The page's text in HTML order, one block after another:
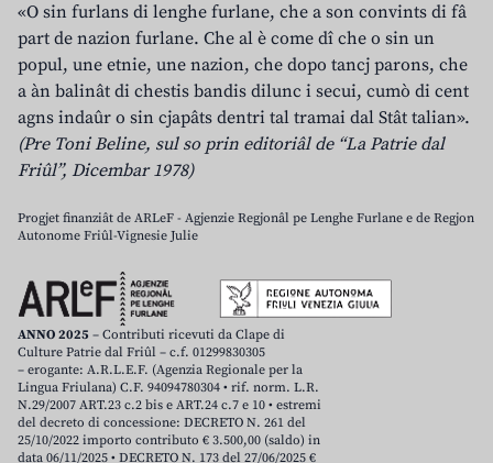
«O sin furlans di lenghe furlane, che a son convints di fâ
part de nazion furlane. Che al è come dî che o sin un
popul, une etnie, une nazion, che dopo tancj parons, che
a àn balinât di chestis bandis dilunc i secui, cumò di cent
agns indaûr o sin cjapâts dentri tal tramai dal Stât talian».
(Pre Toni Beline, sul so prin editoriâl de “La Patrie dal
Friûl”, Dicembar 1978)
Progjet finanziât de ARLeF - Agjenzie Regjonâl pe Lenghe Furlane e de Regjon
Autonome Friûl-Vignesie Julie
ANNO 2025 – Contributi ricevuti da Clape di
Culture Patrie dal Friûl – c.f. 01299830305
– erogante: A.R.L.E.F. (Agenzia Regionale per la
Lingua Friulana) C.F. 94094780304 • rif. norm. L.R.
N.29/2007 ART.23 c.2 bis e ART.24 c.7 e 10 • estremi
del decreto di concessione: DECRETO N. 261 del
25/10/2022 importo contributo € 3.500,00 (saldo) in
data 06/11/2025 • DECRETO N. 173 del 27/06/2025 €